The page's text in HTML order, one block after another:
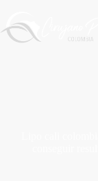
contenido